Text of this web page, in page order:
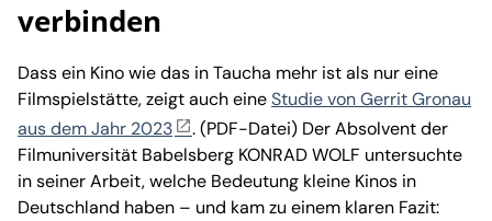
verbinden
Dass ein Kino wie das in Taucha mehr ist als nur eine
Filmspielstätte, zeigt auch eineStudie von Gerrit Gronau
aus dem Jahr 2023
. (PDF-Datei) Der Absolvent der
Filmuniversität Babelsberg KONRAD WOLF untersuchte
in seiner Arbeit, welche Bedeutung kleine Kinos in
Deutschland haben – und kam zu einem klaren Fazit: